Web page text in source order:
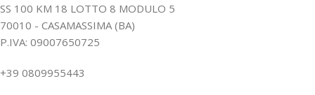
SS 100 KM 18 LOTTO 8 MODULO 5
70010 - CASAMASSIMA (BA)
P.IVA: 09007650725
+39 0809955443